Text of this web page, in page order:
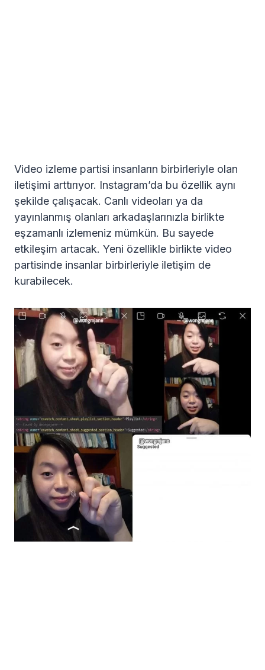
Video izleme partisi insanların birbirleriyle olan
iletişimi arttırıyor. Instagram’da bu özellik aynı
şekilde çalışacak. Canlı videoları ya da
yayınlanmış olanları arkadaşlarınızla birlikte
eşzamanlı izlemeniz mümkün. Bu sayede
etkileşim artacak. Yeni özellikle birlikte video
partisinde insanlar birbirleriyle iletişim de
kurabilecek.